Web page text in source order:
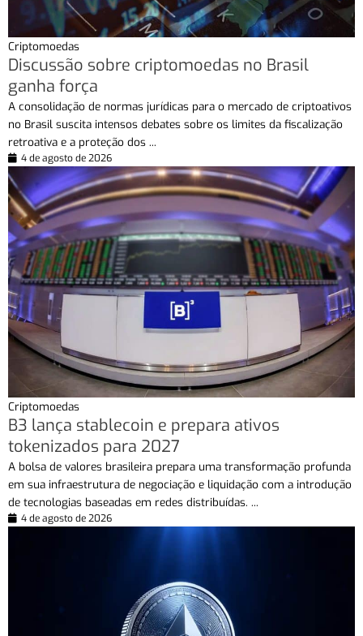
Criptomoedas
Discussão sobre criptomoedas no Brasil
ganha força
A consolidação de normas jurídicas para o mercado de criptoativos
no Brasil suscita intensos debates sobre os limites da fiscalização
retroativa e a proteção dos ...
4 de agosto de 2026
Criptomoedas
B3 lança stablecoin e prepara ativos
tokenizados para 2027
A bolsa de valores brasileira prepara uma transformação profunda
em sua infraestrutura de negociação e liquidação com a introdução
de tecnologias baseadas em redes distribuídas. ...
4 de agosto de 2026